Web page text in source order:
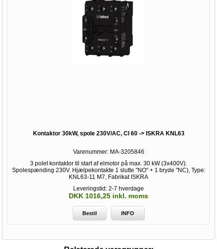
Kontaktor 30kW, spole 230V/AC, CI 60 -> ISKRA KNL63
Varenummer: MA-3205846
3 polet kontaktor til start af elmotor på max. 30 kW (3x400V).
Spolespænding 230V. Hjælpekontakte 1 slutte "NO" + 1 bryde "NC), Type:
KNL63-11 M7, Fabrikat ISKRA
Leveringstid: 2-7 hverdage
DKK 1016,25 inkl. moms
Bestil INFO